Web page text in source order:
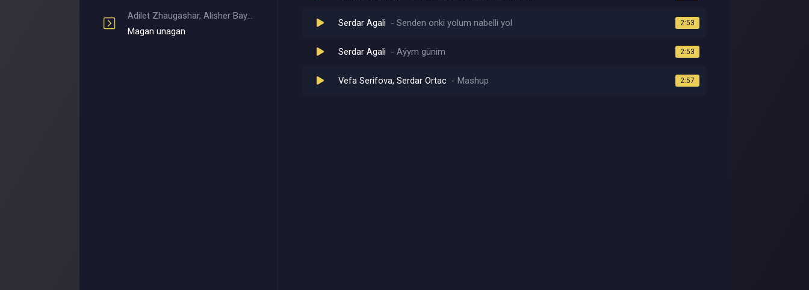
Adilet Zhaugashar, Alisher Bayniyazov
Magan unagan
Serdar Agali Senden onki yolum nabelli yol 2:53
Serdar Agali Aýym günim 2:53
Vefa Serifova, Serdar Ortac Mashup 2:57